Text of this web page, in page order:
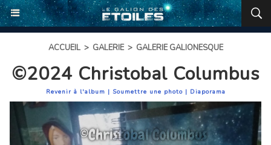
ACCUEIL > GALERIE > GALERIE GALIONESQUE
©2024 Christobal Columbus
Revenir à l'album | Soumettre une photo | Diaporama